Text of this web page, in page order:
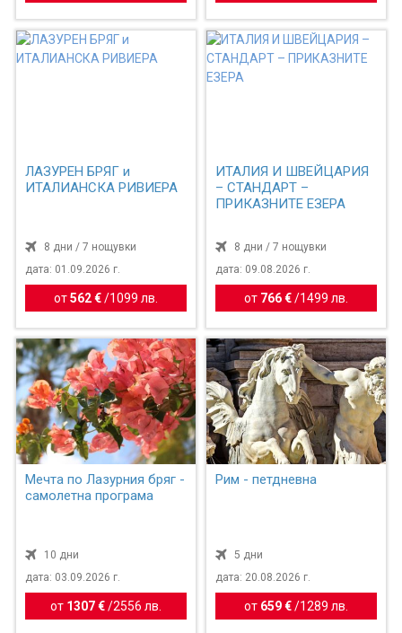
ЛАЗУРЕН БРЯГ и
ИТАЛИАНСКА РИВИЕРА
8 дни / 7 нощувки
дата: 01.09.2026 г.
от562 € / 1099 лв.
ИТАЛИЯ И ШВЕЙЦАРИЯ
– СТАНДАРТ –
ПРИКАЗНИТЕ ЕЗЕРА
8 дни / 7 нощувки
дата: 09.08.2026 г.
от 766 €/ 1499 лв.
Мечта по Лазурния бряг -
самолетна програма
10 дни
дата: 03.09.2026 г.
от 1307 € /2556 лв.
Рим - петдневна
5 дни
дата: 20.08.2026 г.
от 659 €/ 1289 лв.